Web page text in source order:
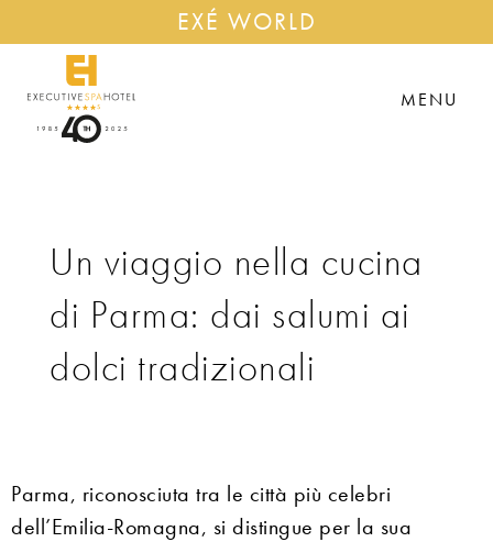
MENU
EXÉ WORLD
Un viaggio nella cucina
di Parma: dai salumi ai
dolci tradizionali
Parma, riconosciuta tra le città più celebri
dell’Emilia-Romagna, si distingue per la sua